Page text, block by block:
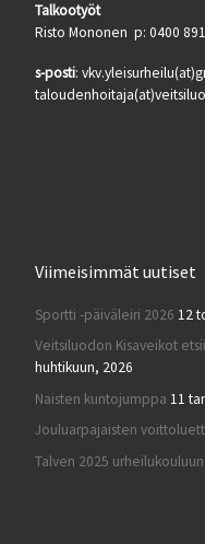
Talkootyöt
Risto Mononen p: 0400
s-posti:
Viimeisimmät uutiset
Sportti -päiväleiri 2026 12
Veitsiluodon Kisaveikot
huhtikuun, 2026
Naisten kuntojumppa 11
Jouluarpajaisten
Talven 2025